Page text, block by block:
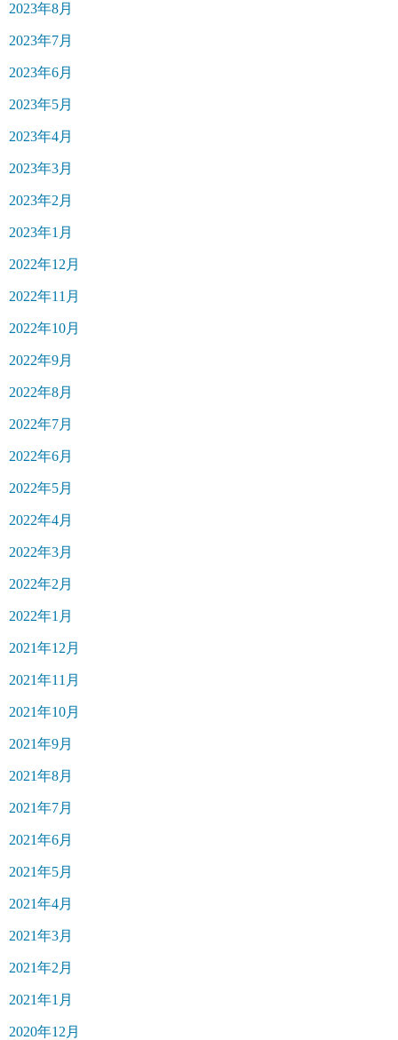
2023年8月
2023年7月
2023年6月
2023年5月
2023年4月
2023年3月
2023年2月
2023年1月
2022年12月
2022年11月
2022年10月
2022年9月
2022年8月
2022年7月
2022年6月
2022年5月
2022年4月
2022年3月
2022年2月
2022年1月
2021年12月
2021年11月
2021年10月
2021年9月
2021年8月
2021年7月
2021年6月
2021年5月
2021年4月
2021年3月
2021年2月
2021年1月
2020年12月